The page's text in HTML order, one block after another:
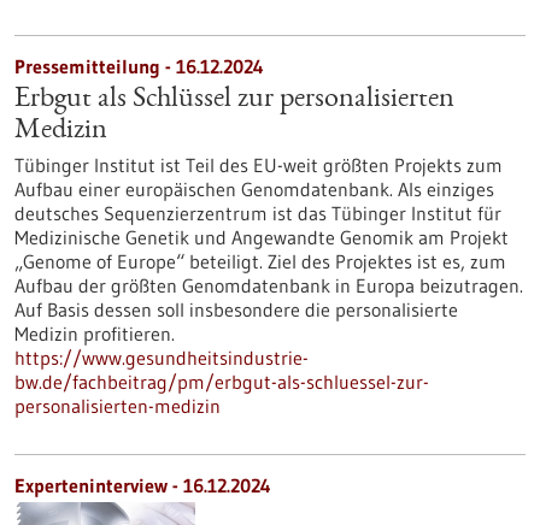
Pressemitteilung - 16.12.2024
Erbgut als Schlüssel zur personalisierten
Medizin
Tübinger Institut ist Teil des EU-weit größten Projekts zum
Aufbau einer europäischen Genomdatenbank. Als einziges
deutsches Sequenzierzentrum ist das Tübinger Institut für
Medizinische Genetik und Angewandte Genomik am Projekt
„Genome of Europe“ beteiligt. Ziel des Projektes ist es, zum
Aufbau der größten Genomdatenbank in Europa beizutragen.
Auf Basis dessen soll insbesondere die personalisierte
Medizin profitieren.
https://www.gesundheitsindustrie-
bw.de/fachbeitrag/pm/erbgut-als-schluessel-zur-
personalisierten-medizin
Experteninterview - 16.12.2024